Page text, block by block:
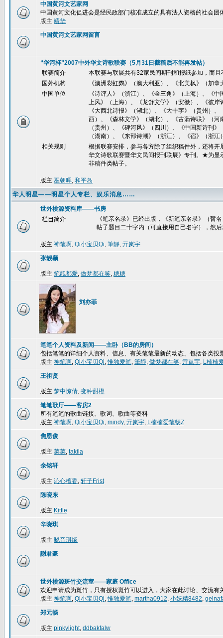
中国黄河文艺家网
中国黄河文化促进会是经民政部门核准成立的具有法人资格的社会
版主 靖华
中国黄河文艺家网留言
“华河杯”2007中外华文诗歌联赛（5月31日截稿后不能再发帖）
联赛简介
本联赛与联展共有32家民间期刊和报纸参加，而
国外机构
《澳洲彩虹鹦》（澳大利亚）、《北美枫》（加
中国单位
《诗评人》（浙江）、《金三角》（上海）、《
上风》（上海）、《龙舒文学》（安徽）、《彼
《大西北诗报》（湖北）、《大十字》（贵州）
西）、《森林文学》（湖北）、《古蒲诗联》（
（贵州）、《碑河风》（四川）、《中国新诗刊
（湖南）、《东部诗潮》（浙江）、《宿》（浙
相关规则
根据联赛安排，参与各方除了组织稿件外，还将
华文诗歌联赛暨华文民间报刊联展》专刊。★为显
非稿件类帖子。
版主 巫朝晖, 和平岛
华人明星——明星个人专栏、娱乐消息……
世外桃源资料库——书房
栏目简介
《笔亲名录》已经出版，《新笔亲名录》（暂
帖子题目二十字内（可直接用自己名字），然
版主 神笔啊, Qi小宝贝Qi, 筆靜, 亓岚宇
张靓颖
版主 笔靓都爱, 做梦都在笑, 糖糖
刘亦菲
笔笔个人资料及新闻——主卧（BB的房间）
包括笔笔的详细个人资料、信息、有关笔笔最新的动态、包括各类
版主 神笔啊, Qi小宝贝Qi,惟独爱笔, 筆靜, 做梦都在笑, 亓岚宇, L楠楠
王祖贤
版主 梦中惊倩, 变种甜橙
笔笔歌厅——客房2
所有笔笔的歌曲链接、歌词、歌曲等资料
版主 神笔啊, Qi小宝贝Qi, mindy, 亓岚宇, L楠楠爱笔畅Z
焦恩俊
版主 菜菜, takila
余铭轩
版主 沁心檀香, 轩子Frist
陈晓东
版主 Kittle
辛晓琪
版主 晓音琪缘
謝君豪
世外桃源斑竹交流室——家庭 Office
欢迎申请成为斑竹，只有授权斑竹可以进入，大家在此讨论、交流有
版主 神笔啊, Qi小宝贝Qi,惟独爱笔, martha0912, 小妖精8482,
郑元畅
版主 pinkylight, ddbakfalw